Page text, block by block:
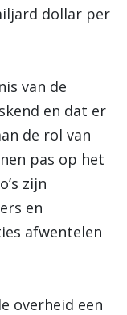
dollar per
van de
en dat er
de rol van
pas op het
zijn
en
afwentelen
overheid een